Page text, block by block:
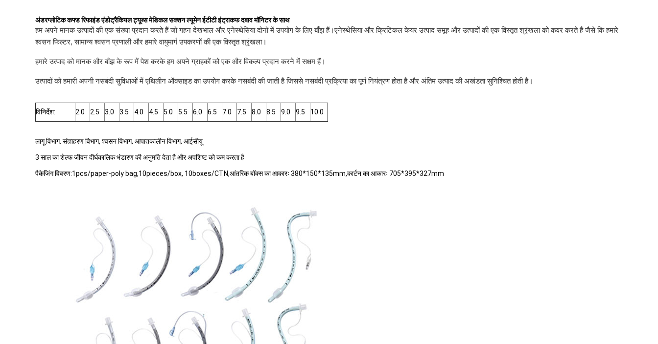
अंडरग्लोटिक कफ्ड रिफाइंड एंडोट्रैकियल ट्यूब्स मेडिकल सक्शन ल्यूमेन ईटीटी इंट्राकफ दबाव मॉनिटर के साथ
हम अपने मानक उत्पादों की एक संख्या प्रदान करते हैं जो गहन देखभाल और एनेस्थेसिया दोनों में उपयोग के लिए बाँझ हैं।एनेस्थेसिया और क्रिटिकल केयर उत्पाद समूह और उत्पादों की एक विस्तृत श्रृंखला को कवर करते हैं जैसे कि हमारे
श्वसन फिल्टर, सामान्य श्वसन प्रणाली और हमारे वायुमार्ग उपकरणों की एक विस्तृत श्रृंखला।
हमारे उत्पाद को मानक और बाँझ के रूप में पेश करके हम अपने ग्राहकों को एक और विकल्प प्रदान करने में सक्षम हैं।
उत्पादों को हमारी अपनी नसबंदी सुविधाओं में एथिलीन ऑक्साइड का उपयोग करके नसबंदी की जाती है जिससे नसबंदी प्रक्रिया का पूर्ण नियंत्रण होता है और अंतिम उत्पाद की अखंडता सुनिश्चित होती है।
विनिर्देश: 2.0 2.5 3.0 3.5 4.0 4.5 5.0 5.5 6.0 6.5 7.0 7.5 8.0 8.5 9.0 9.5 10.0
लागू विभाग: संज्ञाहरण विभाग, श्वसन विभाग, आपातकालीन विभाग, आईसीयू
3 साल का शेल्फ जीवन दीर्घकालिक भंडारण की अनुमति देता है और अपशिष्ट को कम करता है
पैकेजिंग विवरण:1pcs/paper-poly bag,10pieces/box, 10boxes/CTN,आंतरिक बॉक्स का आकारः 380*150*135mm,कार्टन का आकारः 705*395*327mm